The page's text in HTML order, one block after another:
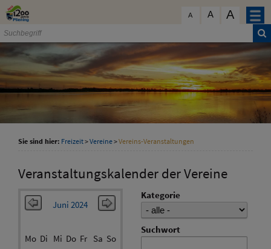
Zum Inhalt
A A A
Sie sind hier: Freizeit>Vereine>Vereins-Veranstaltungen
Veranstaltungskalender der Vereine
Juni 2024
Mo Di Mi Do Fr Sa So
Kategorie
Suchwort
schließen